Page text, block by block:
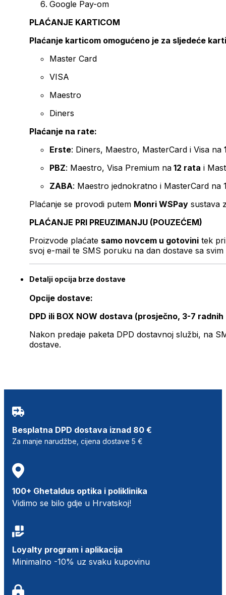
Google Pay-om
PLAĆANJE KARTICOM
Plaćanje karticom omogućeno je za sljedeće
Master Card
VISA
Maestro
Diners
Plaćanje na rate:
Erste: Diners, Maestro, MasterCard i Visa na
PBZ: Maestro, Visa Premium na 12 rata i
ZABA: Maestro jednokratno i MasterCard na
Plaćanje se provodi putem Monri WSPay sustava
PLAĆANJE PRI PREUZIMANJU (POUZEĆEM)
Proizvode plaćate samo novcem u gotovini tek
svoj e-mail te SMS poruku na dan dostave sa svim
Detalji opcija brze dostave
Opcije dostave:
DPD ili BOX NOW dostava (prosječno, 3-7 radnih
Nakon predaje paketa DPD dostavnoj službi, na
dostave.
Besplatna DPD dostava iznad 80 €
Za manje narudžbe, cijena dostave 5 €
100+ Ghetaldus optika i poliklinika
Vidimo se bilo gdje u Hrvatskoj!
Loyalty program i aplikacija
Minimalno -10% uz svaku kupovinu